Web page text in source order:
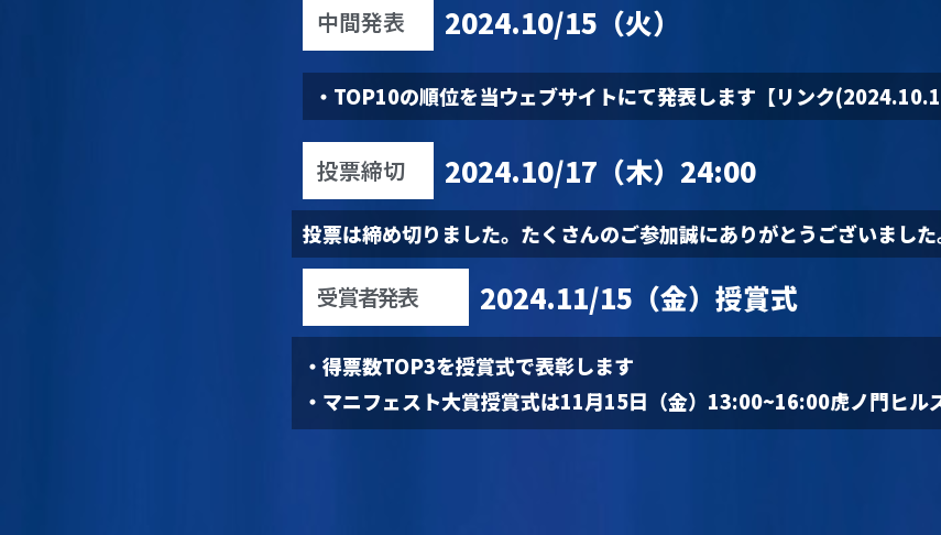
中間発表 2024.10/15（火）
・TOP10の順位を当ウェブサイトにて発表します【リンク
投票締切 2024.10/17（木）24:00
投票は締め切りました。たくさんのご参加誠にありがとうございました
受賞者発表 2024.11/15（金）授賞式
・得票数TOP3を授賞式で表彰します
・マニフェスト大賞授賞式は11月15日（金）13:00~16:00虎ノ門ヒル